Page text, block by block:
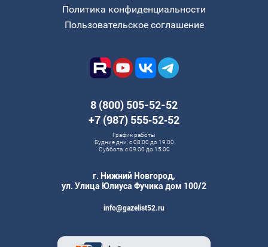
Политика конфиденциальности
Пользовательское соглашение
8 (800) 505-52-52
+7 (987) 555‑52‑52
График работы
Будние дни: с 08:00 до 19:00
Суббота: с 09:00 до 15:00
г. Нижний Новгород,
ул. Улица Юлиуса Фучика дом 100/2
info@gazelist52.ru